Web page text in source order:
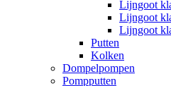
Lijngoot
Lijngoot
Lijngoot
Putten
Kolken
Dompelpompen
Pompputten